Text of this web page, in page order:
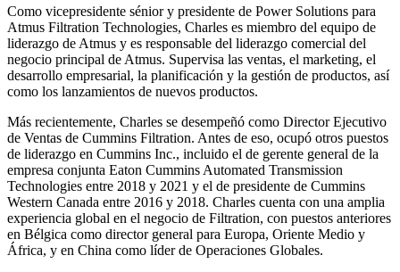
Como vicepresidente sénior y presidente de Power Solutions para
Atmus Filtration Technologies, Charles es miembro del equipo de
liderazgo de Atmus y es responsable del liderazgo comercial del
negocio principal de Atmus. Supervisa las ventas, el marketing, el
desarrollo empresarial, la planificación y la gestión de productos, así
como los lanzamientos de nuevos productos.
Más recientemente, Charles se desempeñó como Director Ejecutivo
de Ventas de Cummins Filtration. Antes de eso, ocupó otros puestos
de liderazgo en Cummins Inc., incluido el de gerente general de la
empresa conjunta Eaton Cummins Automated Transmission
Technologies entre 2018 y 2021 y el de presidente de Cummins
Western Canada entre 2016 y 2018. Charles cuenta con una amplia
experiencia global en el negocio de Filtration, con puestos anteriores
en Bélgica como director general para Europa, Oriente Medio y
África, y en China como líder de Operaciones Globales.